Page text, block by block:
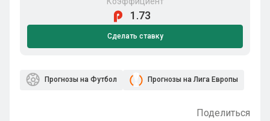
1.73
Сделать ставку
Прогнозы на Футбол Прогнозы на Лига Европы
Поделиться